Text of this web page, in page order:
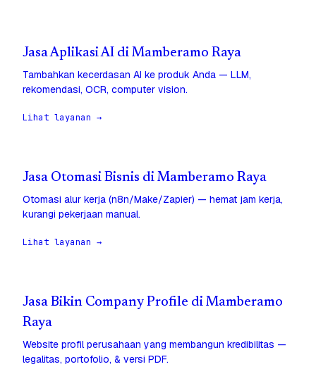
Jasa Aplikasi AI di Mamberamo Raya
Tambahkan kecerdasan AI ke produk Anda — LLM,
rekomendasi, OCR, computer vision.
Lihat layanan →
Jasa Otomasi Bisnis di Mamberamo Raya
Otomasi alur kerja (n8n/Make/Zapier) — hemat jam kerja,
kurangi pekerjaan manual.
Lihat layanan →
Jasa Bikin Company Profile di Mamberamo
Raya
Website profil perusahaan yang membangun kredibilitas —
legalitas, portofolio, & versi PDF.